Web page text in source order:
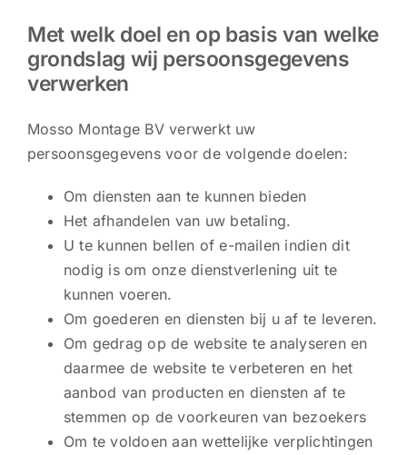
Met welk doel en op basis van welke
grondslag wij persoonsgegevens
verwerken
Mosso Montage BV verwerkt uw
persoonsgegevens voor de volgende doelen:
Om diensten aan te kunnen bieden
Het afhandelen van uw betaling.
U te kunnen bellen of e-mailen indien dit
nodig is om onze dienstverlening uit te
kunnen voeren.
Om goederen en diensten bij u af te leveren.
Om gedrag op de website te analyseren en
daarmee de website te verbeteren en het
aanbod van producten en diensten af te
stemmen op de voorkeuren van bezoekers
Om te voldoen aan wettelijke verplichtingen